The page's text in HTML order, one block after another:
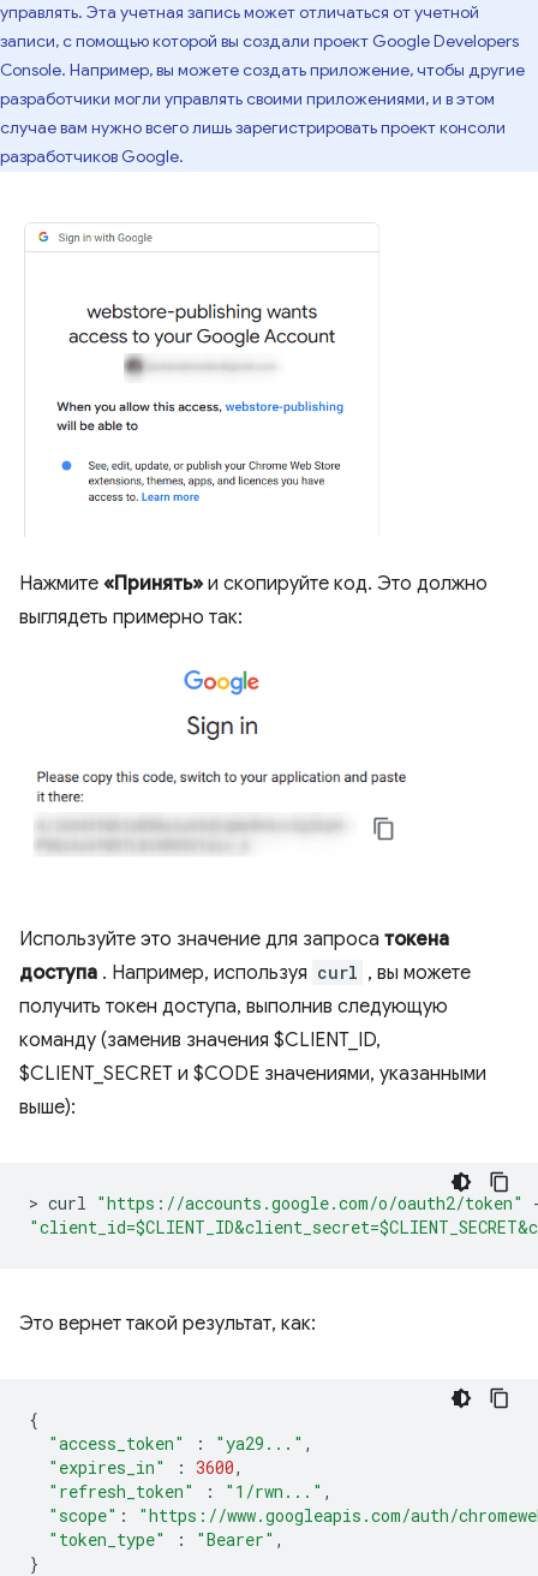
управлять. Эта учетная запись может отличаться от учетной
записи, с помощью которой вы создали проект Google Developers
Console. Например, вы можете создать приложение, чтобы другие
разработчики могли управлять своими приложениями, и в этом
случае вам нужно всего лишь зарегистрировать проект консоли
разработчиков Google.
Нажмите «Принять» и скопируйте код. Это должно
выглядеть примерно так:
Используйте это значение для запроса токена
доступа . Например, используя curl , вы можете
получить токен доступа, выполнив следующую
команду (заменив значения $CLIENT_ID,
$CLIENT_SECRET и $CODE значениями, указанными
выше):
> curl "https://accounts.google.com/o/oauth2/token"
Это вернет такой результат, как:
{
"access_token"
: "ya29..." ,
"expires_in"
: 3600,
"refresh_token"
: "1/rwn..." ,
"scope" :
"https://www.googleapis.com/auth/
"token_type"
: "Bearer" ,
}